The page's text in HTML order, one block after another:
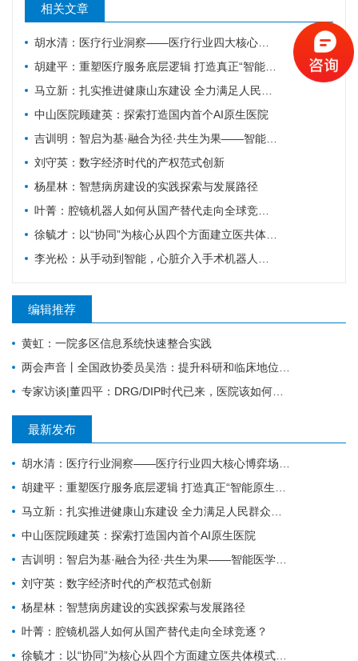
相关文章
胡水清：医疗行业洞察——医疗行业四大核心博弈场景深度分析
胡建平：重塑医疗服务底层逻辑 打造真正“智能原生医院”
马立新：扎实推进健康山东建设 全力满足人民群众多元化卫生健康需求 | “十五五”民生新图景
中山医院顾建英：探索打造国内首个AI原生医院
吉训明：智启为基·融合为径·共生为果——智能医学的时代使命与战略路径
刘守英：数字经济时代的产权范式创新
杨星林：智慧病房建设的实践探索与发展路径
叶菁：腔镜机器人如何从国产替代走向全球竞逐？
徐毓才：以“协同”为核心从四个方面建立医共体模式下的绩效薪酬体系
李光松：从手动到智能，心脏介入手术机器人如何重塑房颤介入？
编辑推荐
黄虹：一院多区信息系统快速整合实践
两会声音丨全国政协委员吴浩：提升科研和临床地位，加快全科医学科发展
专家访谈|董四平：DRG/DIP时代已来，医院该如何应对？
最新发布
胡水清：医疗行业洞察——医疗行业四大核心博弈场景深度分析
胡建平：重塑医疗服务底层逻辑 打造真正“智能原生医院”
马立新：扎实推进健康山东建设 全力满足人民群众多元化卫生健康需求 | “十五五”民生新图景
中山医院顾建英：探索打造国内首个AI原生医院
吉训明：智启为基·融合为径·共生为果——智能医学的时代使命与战略路径
刘守英：数字经济时代的产权范式创新
杨星林：智慧病房建设的实践探索与发展路径
叶菁：腔镜机器人如何从国产替代走向全球竞逐？
徐毓才：以“协同”为核心从四个方面建立医共体模式下的绩效薪酬体系